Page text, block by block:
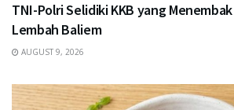
TNI-Polri Selidiki KKB yang
Lembah Baliem
AUGUST 9, 2026